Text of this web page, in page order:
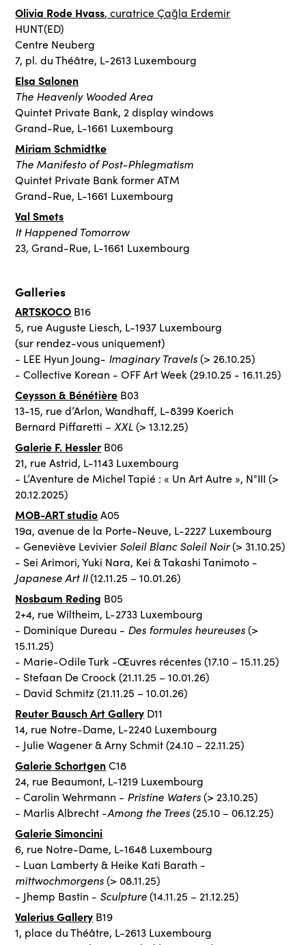
Olivia Rode Hvass, curatrice Çağla Erdemir
HUNT(ED)
Centre Neuberg
7, pl. du Théâtre, L-2613 Luxembourg
Elsa Salonen
The Heavenly Wooded Area
Quintet Private Bank, 2 display windows
Grand-Rue, L-1661 Luxembourg
Miriam Schmidtke
The Manifesto of Post-Phlegmatism
Quintet Private Bank former ATM
Grand-Rue, L-1661 Luxembourg
Val Smets
It Happened Tomorrow
23, Grand-Rue, L-1661 Luxembourg
Galleries
ARTSKOCO B16
5, rue Auguste Liesch, L-1937 Luxembourg
(sur rendez-vous uniquement)
- LEE Hyun Joung- Imaginary Travels(> 26.10.25)
- Collective Korean - OFF Art Week (29.10.25 - 16.11.25)
Ceysson & Bénétière B03
13-15, rue d’Arlon, Wandhaff, L-8399 Koerich
Bernard Piffaretti – XXL(> 13.12.25)
Galerie F. HesslerB06
21, rue Astrid, L-1143 Luxembourg
- L’Aventure de Michel Tapié : « Un Art Autre », N°III (>
20.12.2025)
MOB-ART studioA05
19a, avenue de la Porte-Neuve, L-2227 Luxembourg
- Geneviève Levivier Soleil Blanc Soleil Noir(> 31.10.25)
- Sei Arimori, Yuki Nara, Kei & Takashi Tanimoto -
Japanese Art II(12.11.25 – 10.01.26)
Nosbaum Reding B05
2+4, rue Wiltheim, L-2733 Luxembourg
- Dominique Dureau - Des formules heureuses(>
15.11.25)
- Marie-Odile Turk -Œuvres récentes (17.10 – 15.11.25)
- Stefaan De Croock (21.11.25 – 10.01.26)
- David Schmitz (21.11.25 – 10.01.26)
Reuter Bausch Art Gallery D11
14, rue Notre-Dame, L-2240 Luxembourg
- Julie Wagener & Arny Schmit (24.10 – 22.11.25)
Galerie SchortgenC18
24, rue Beaumont, L-1219 Luxembourg
- Carolin Wehrmann - Pristine Waters(> 23.10.25)
- Marlis Albrecht -Among the Trees(25.10 – 06.12.25)
Galerie Simoncini
6, rue Notre-Dame, L-1648 Luxembourg
- Luan Lamberty & Heike Kati Barath -
mittwochmorgens(> 08.11.25)
- Jhemp Bastin - Sculpture(14.11.25 – 21.12.25)
Valerius Gallery B19
1, place du Théâtre, L-2613 Luxembourg